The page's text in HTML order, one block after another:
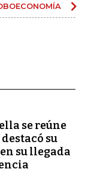
se reúne
su
su llegada